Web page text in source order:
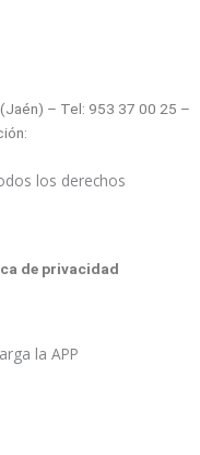
– Tel: 953 37 00 25 –
los derechos
de privacidad
la APP